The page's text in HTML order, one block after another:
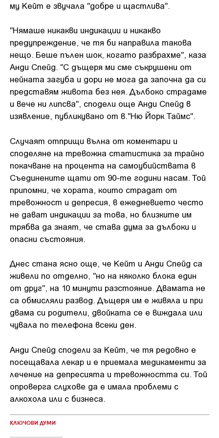
му Кейт е звучала "добре и щастлива".
"Нямаше никакви индикации и никакво
предупреждение, че тя би направила такова
нещо. Беше пълен шок, когато разбрахме", каза
Анди Спейд. "С дъщеря ми сме съкрушени от
нейната загуба и дори не мога да започна да си
представям живота без нея. Дълбоко страдаме
и вече ни липсва", сподели още Анди Спейд в
изявление, публикувано от в."Ню Йорк Таймс".
Случаят отприщи вълна от коментари и
споделяне на тревожна статистика за трайно
покачване на процента на самоубийствата в
Съединените щати от 90-те години насам. Той
припомни, че хората, които страдат от
тревожност и депресия, в ежедневието често
не дават индикации за това, но близките им
трябва да знаят, че става дума за дълбоки и
опасни състояния.
Днес стана ясно още, че Кейт и Анди Спейд са
живели по отделно, "но на няколко блока един
от друг", на 10 минути разстояние. Двамата не
са обмисляли развод. Дъщеря им е живяла и при
двама си родители, двойката се е виждала или
чувала по телефона всеки ден.
Анди Спейд сподели за Кейт, че тя редовно е
посещавала лекар и е приемала медикаменти за
лечение на депресията и тревожността си. Той
опроверга слухове да е имала проблеми с
алкохола или с бизнеса.
КЛЮЧОВИ ДУМИ